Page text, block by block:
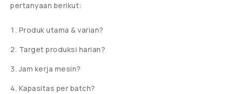
pertanyaan berikut:
Produk utama & varian?
Target produksi harian?
Jam kerja mesin?
Kapasitas per batch?